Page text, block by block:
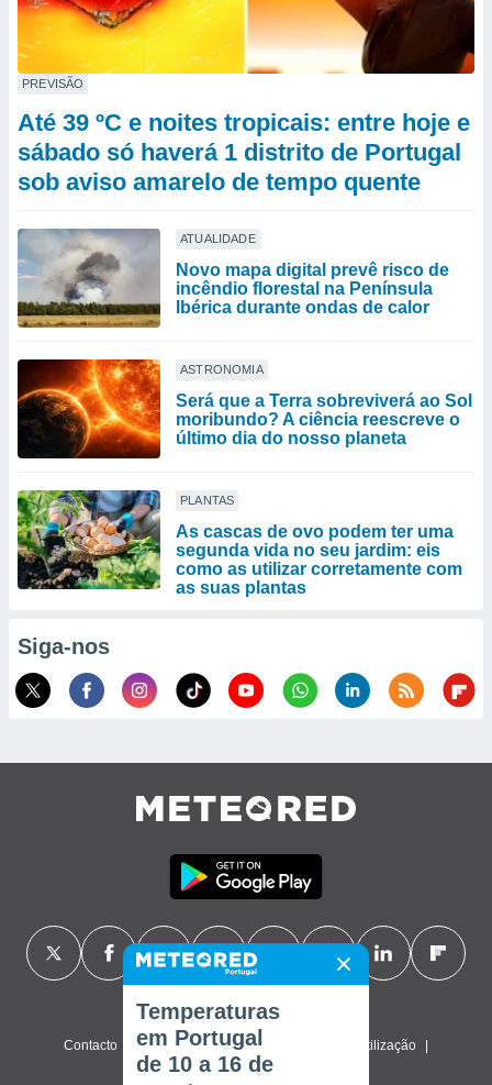
PREVISÃO
Até 39 ºC e noites tropicais: entre hoje e
sábado só haverá 1 distrito de Portugal
sob aviso amarelo de tempo quente
ATUALIDADE
Novo mapa digital prevê risco de
incêndio florestal na Península
Ibérica durante ondas de calor
ASTRONOMIA
Será que a Terra sobreviverá ao Sol
moribundo? A ciência reescreve o
último dia do nosso planeta
PLANTAS
As cascas de ovo podem ter uma
segunda vida no seu jardim: eis
como as utilizar corretamente com
as suas plantas
Siga-nos
Contacto Sobre nós FAQ Termos de utilização
Temperaturas
em Portugal
de 10 a 16 de